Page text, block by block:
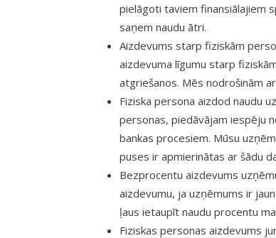
pielāgoti taviem finansiālajiem
saņem naudu ātri.
Aizdevums starp fiziskām
aizdevuma līgumu starp
atgriešanos. Mēs nodrošinām
Fiziska persona aizdod naudu
personas, piedāvājam iespēju
bankas procesiem. Mūsu
puses ir apmierinātas ar šādu
Bezprocentu aizdevums
aizdevumu, ja uzņēmums ir
ļaus ietaupīt naudu procentu
Fiziskas personas aizdevums